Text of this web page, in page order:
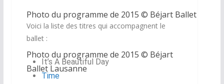
Photo du programme de 2015 © Béjart
Ballet Lausanne
Photo du programme de 2015 © Béjart Ballet
Voici la liste des titres qui accompagnent le
ballet :
It’s A Beautiful Day
Time